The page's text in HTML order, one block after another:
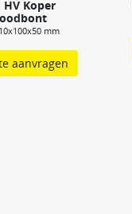
HV Koper
mm
aanvragen